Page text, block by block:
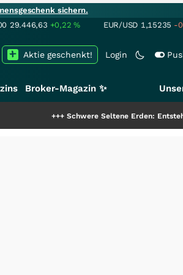
sichern.
29.446,63 +0,22% EUR/USD 1,15235 -
Login
Aktie geschenkt!
Broker-Magazin ✨
Schwere Seltene Erden: Entsteht hier die